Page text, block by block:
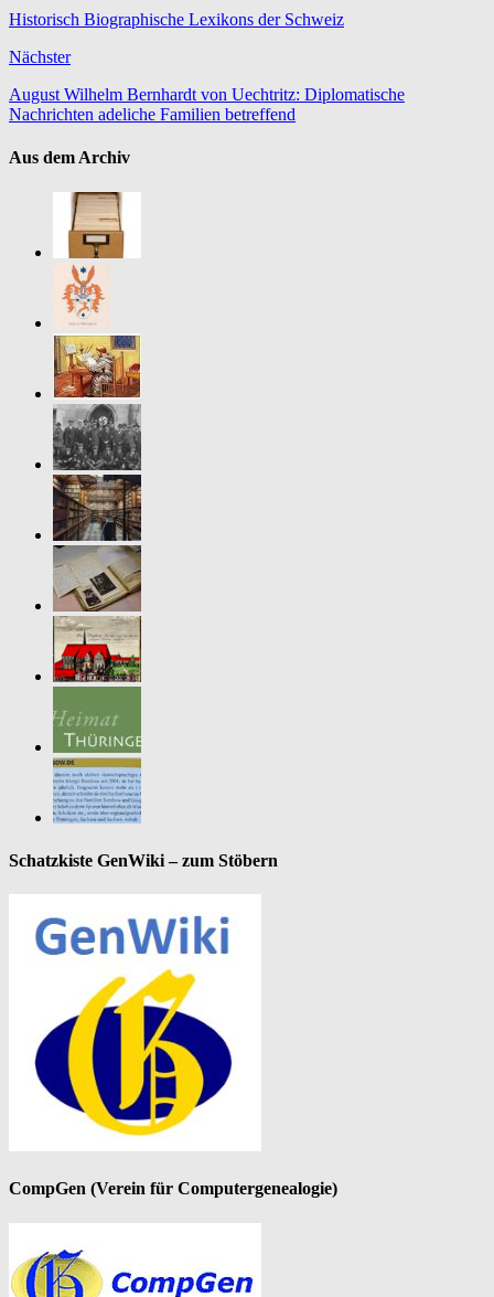
Historisch Biographische Lexikons der Schweiz
Nächster
August Wilhelm Bernhardt von Uechtritz: Diplomatische
Nachrichten adeliche Familien betreffend
Aus dem Archiv
Schatzkiste GenWiki – zum Stöbern
CompGen (Verein für Computergenealogie)